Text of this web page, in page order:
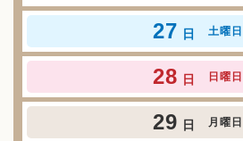
27 日 土曜日
28 日 日曜日
29 日 月曜日